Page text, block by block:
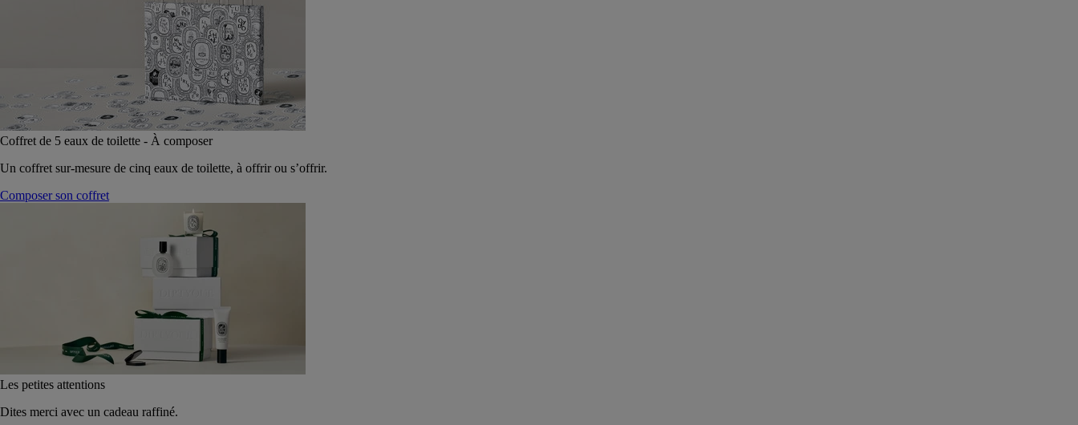
Coffret de 5 eaux de toilette - À composer
Un coffret sur-mesure de cinq eaux de toilette, à offrir ou s’offrir.
Composer son coffret
Les petites attentions
Dites merci avec un cadeau raffiné.